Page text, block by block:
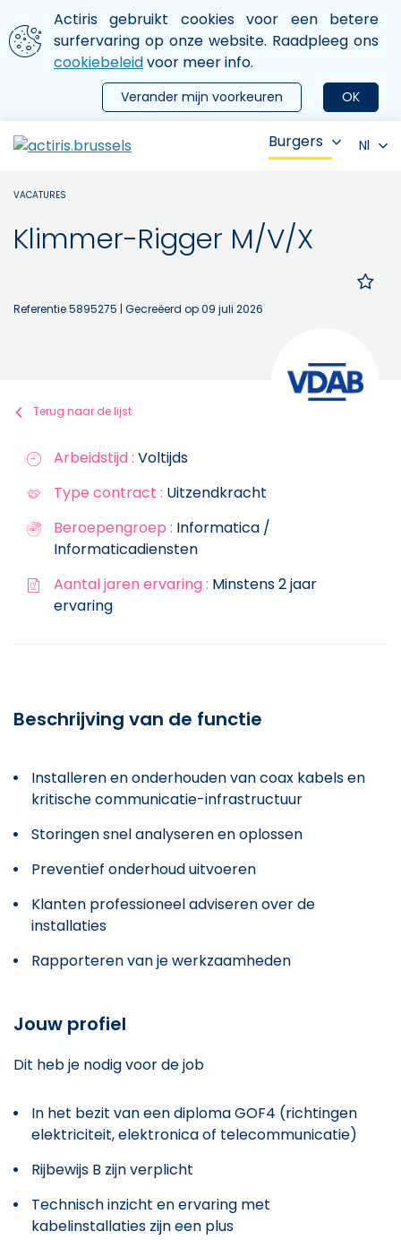
Aller au contenu principal
We gebruiken cookies
Actiris gebruikt cookies voor een betere
surfervaring op onze website. Raadpleeg ons
cookiebeleidvoor meer info.
OK
Verander mijn voorkeuren
le menu
Burgers Nl
VACATURES
Klimmer-Rigger M/V/X
Referentie 5895275 | Gecreëerd op 09 juli 2026
Terug naar de lijst
Arbeidstijd : Voltijds
Type contract : Uitzendkracht
Beroepengroep : Informatica /
Informaticadiensten
Aantal jaren ervaring : Minstens 2 jaar
ervaring
Beschrijving van de functie
Installeren en onderhouden van coax kabels en
kritische communicatie-infrastructuur
Storingen snel analyseren en oplossen
Preventief onderhoud uitvoeren
Klanten professioneel adviseren over de
installaties
Rapporteren van je werkzaamheden
Jouw profiel
Dit heb je nodig voor de job
In het bezit van een diploma GOF4 (richtingen
elektriciteit, elektronica of telecommunicatie)
Rijbewijs B zijn verplicht
Technisch inzicht en ervaring met
kabelinstallaties zijn een plus